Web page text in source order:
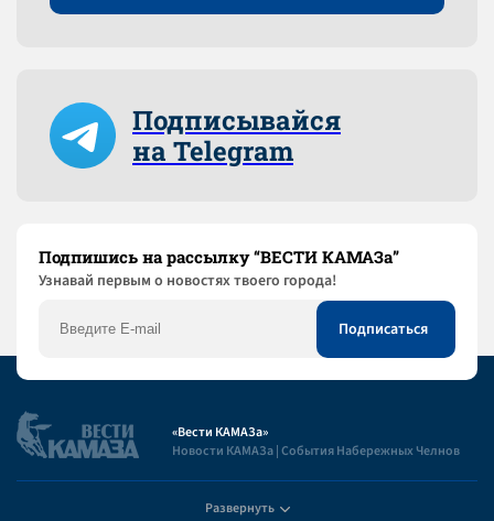
Подписывайся
на Telegram
Подпишись на рассылку “ВЕСТИ КАМАЗа”
Узнaвай первым о новостях твоего города!
«Вести КАМАЗа»
Новости КАМАЗа | События Набережных Челнов
Развернуть